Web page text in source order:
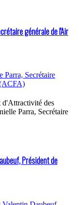
générale de l'Air
des
Parra, Secrétaire
Président de